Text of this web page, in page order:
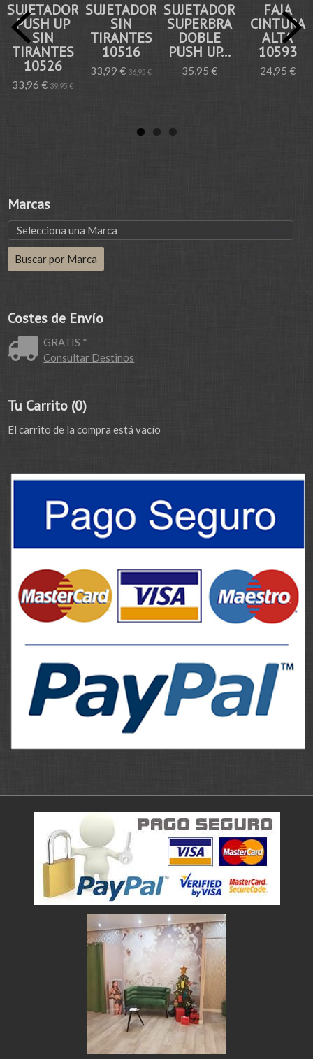
Marcas
Costes de Envío
GRATIS *
Consultar Destinos
Tu Carrito (0)
El carrito de la compra está vacío
SUJETADOR
PUSH UP
SIN
TIRANTES
10526
33,96 € 39,95 €
SUJETADOR
SIN
TIRANTES
10516
33,99 € 36,95 €
SUJETADOR
SUPERBRA
DOBLE
PUSH UP...
35,95 €
FAJA
CINTURA
ALTA
10593
24,95 €